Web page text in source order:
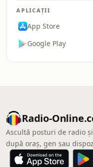
APLICAȚII
App Store
Google Play
Radio-
Ascultă posturi de radio
după oraș, gen sau